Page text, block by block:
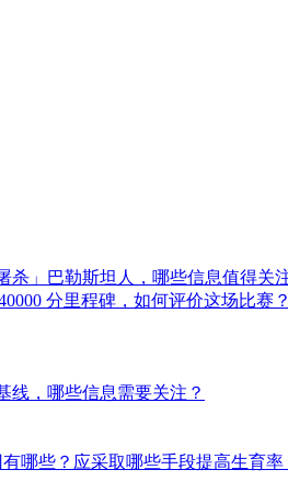
杀」巴勒斯坦人，哪些信息值得关
分里程碑，如何评价这场比赛？
线，哪些信息需要关注？
哪些？应采取哪些手段提高生育率